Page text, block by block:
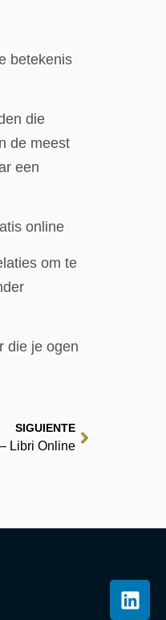
betekenis
die
de meest
een
online
om te
die je ogen
SIGUIENTE
Libri Online